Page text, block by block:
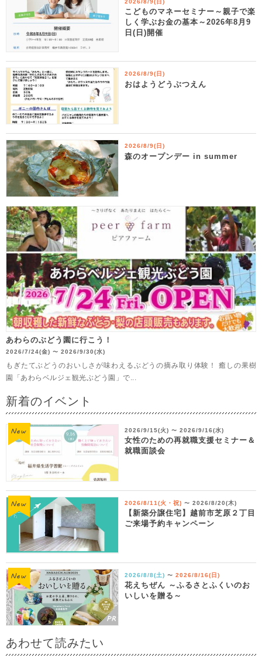
2026/8/9(日)
こどものマネーセミナー～親子で楽
しく学ぶお金の基本～2026年8月9
日(日)開催
2026/8/9(日)
おはようどうぶつえん
2026/8/9(日)
森のオープンデー in summer
あわらのぶどう園に行こう！
2026/7/24(金) 〜 2026/9/30(水)
もぎたてぶどうのおいしさが味わえるぶどうの摘み取り体験！ 癒しの果樹
園「あわらベルジェ観光ぶどう園」で...
新着のイベント
2026/9/15(火) 〜 2026/9/16(水)
女性のための再就職支援セミナー＆
就職面談会
2026/8/11(火・祝) 〜 2026/8/20(木)
【新築分譲住宅】越前市芝原２丁目
ご来場予約キャンペーン
2026/8/8(土) 〜 2026/8/16(日)
花えちぜん ～ふるさとふくいのお
いしいを贈る～
あわせて読みたい